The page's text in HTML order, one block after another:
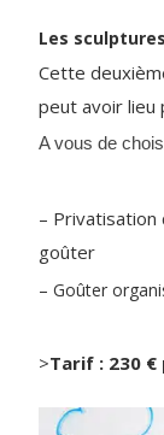
Les
Cette
peut avoir lieu
A vous de
– Privatisation
goûter
– Goûter
>Tarif : 230 €